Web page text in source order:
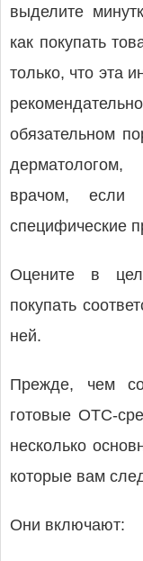
выделите
как покупать
только, что эта
обязательном
врачом, если
специфические
Оцените в
покупать
ней.
Прежде, чем
готовые ОТС-
несколько
которые вам
Они включают: